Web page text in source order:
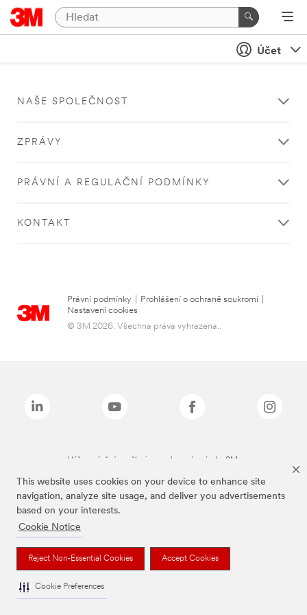
This website uses cookies on your device to enhance site
navigation, analyze site usage, and deliver you advertisements
based on your interests.
Cookie Notice
Reject Non-Essential Cookies Accept Cookies
Cookie Preferences
Účet
NAŠE SPOLEČNOST
ZPRÁVY
PRÁVNÍ A REGULAČNÍ PODMÍNKY
KONTAKT
Právní podmínky Prohlášení o ochraně soukromí
Nastavení cookies
© 3M 2026. Všechna práva vyhrazena..
Výše zmíněné značky jsou ochranné známky 3M.